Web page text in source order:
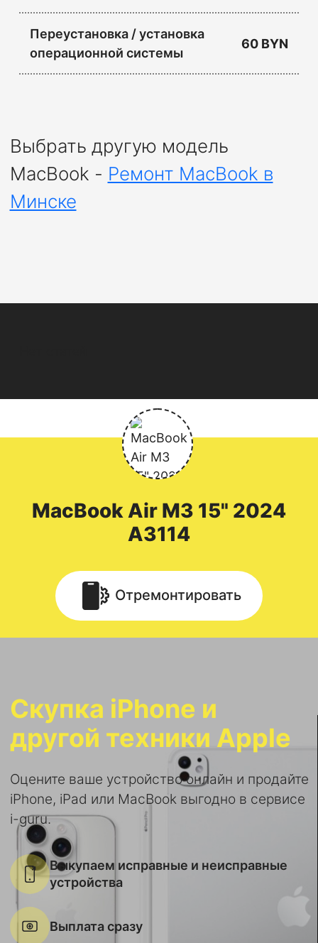
Переустановка / установка
операционной системы
60 BYN
Выбрать другую модель
MacBook - Ремонт MacBook в
Минске
MacBookAir M3 15" 2024
A3114
Отремонтировать
Скупка iPhone и
другой техники Apple
Оцените ваше устройство онлайн и продайте
iPhone, iPad или MacBook выгодно в сервисе
i-guru.
Выкупаем исправные и неисправные
устройства
Выплата сразу